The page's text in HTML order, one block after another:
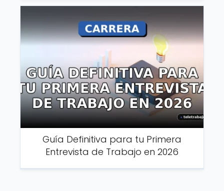
Guía Definitiva para tu Primera
Entrevista de Trabajo en 2026